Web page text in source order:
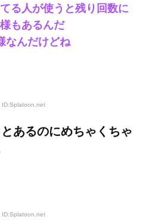
る人が使うと残り回数に
もあるんだ
なんだけどね
ID:Splatoon.net
あるのにめちゃくちゃ
ID:Splatoon.net